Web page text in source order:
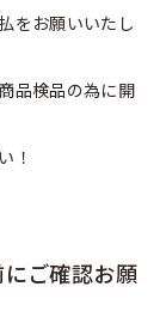
をお願いいたし
品検品の為に開
！
ご確認お願